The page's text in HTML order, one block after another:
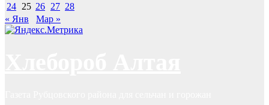
24 25 26 27 28
« Янв
Мар »